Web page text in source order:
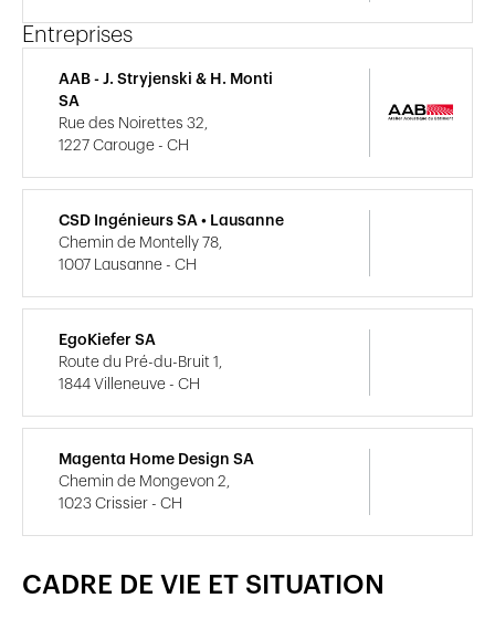
CADRE DE VIE ET SITUATION
Entreprises
AAB - J. Stryjenski & H. Monti
SA
Rue des Noirettes 32,
1227 Carouge - CH
CSD Ingénieurs SA • Lausanne
Chemin de Montelly 78,
1007 Lausanne - CH
EgoKiefer SA
Route du Pré-du-Bruit 1,
1844 Villeneuve - CH
Magenta Home Design SA
Chemin de Mongevon 2,
1023 Crissier - CH